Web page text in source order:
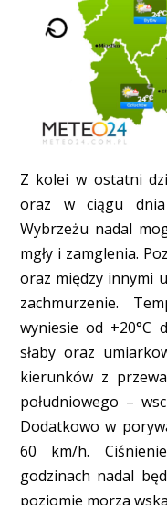
Z kolei w ostatni
oraz w ciągu
Wybrzeżu nadal
mgły i zamglenia.
oraz między innymi
zachmurzenie.
wyniesie od +20°C
słaby oraz
kierunków z
południowego –
Dodatkowo w
60 km/h.
godzinach nadal
poziomie morza